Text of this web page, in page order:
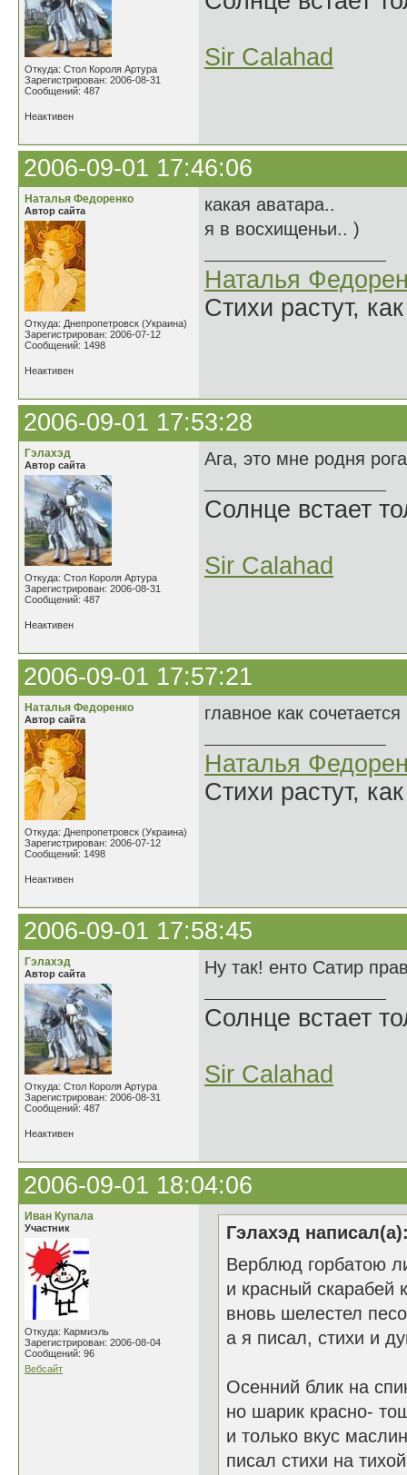
Откуда: Стол Короля Артура
Зарегистрирован: 2006-08-31
Сообщений: 487
Sir Calahad
Неактивен
2006-09-01 17:46:06
Наталья Федоренко
Автор сайта
Откуда: Днепропетровск (Украина)
Зарегистрирован: 2006-07-12
Сообщений: 1498
какая аватара..
я в восхищеньи.. )
Наталья
Стихи растут,
Неактивен
2006-09-01 17:53:28
Гэлахэд
Автор сайта
Откуда: Стол Короля Артура
Зарегистрирован: 2006-08-31
Сообщений: 487
Ага, это мне родня
Солнце встает
Sir Calahad
Неактивен
2006-09-01 17:57:21
Наталья Федоренко
Автор сайта
Откуда: Днепропетровск (Украина)
Зарегистрирован: 2006-07-12
Сообщений: 1498
главное как
Наталья
Стихи растут,
Неактивен
2006-09-01 17:58:45
Гэлахэд
Автор сайта
Откуда: Стол Короля Артура
Зарегистрирован: 2006-08-31
Сообщений: 487
Ну так! енто Сатир
Солнце встает
Sir Calahad
Неактивен
2006-09-01 18:04:06
Иван Купала
Участник
Откуда: Кармиэль
Зарегистрирован: 2006-08-04
Сообщений: 96
Вебсайт
Гэлахэд
Верблюд горбатою
и красный скарабей
вновь шелестел
а я писал, стихи и
Осенний блик на
но шарик красно-
и только вкус
писал стихи на